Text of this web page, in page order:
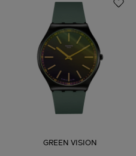
GREEN VISION